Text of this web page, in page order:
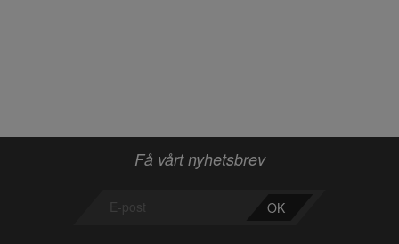
Få vårt nyhetsbrev
OK